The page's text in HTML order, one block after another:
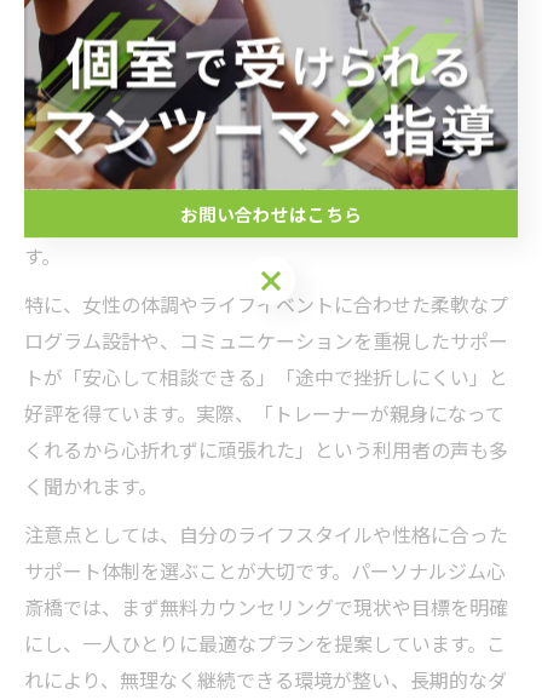
継続を後押しするサポートの特徴に迫る
心斎橋駅周辺のパーソナルジムが支持される理由の一つ
は、継続を後押しする充実したサポート体制にありま
す。マンツーマン指導による個別対応はもちろん、無料
カウンセリングや目標管理シート、定期的なフィードバ
ックなど、モチベーション維持のための工夫が豊富で
す。
特に、女性の体調やライフイベントに合わせた柔軟なプ
ログラム設計や、コミュニケーションを重視したサポー
トが「安心して相談できる」「途中で挫折しにくい」と
好評を得ています。実際、「トレーナーが親身になって
くれるから心折れずに頑張れた」という利用者の声も多
く聞かれます。
注意点としては、自分のライフスタイルや性格に合った
サポート体制を選ぶことが大切です。パーソナルジム心
斎橋では、まず無料カウンセリングで現状や目標を明確
にし、一人ひとりに最適なプランを提案しています。こ
れにより、無理なく継続できる環境が整い、長期的なダ
お問い合わせはこちら